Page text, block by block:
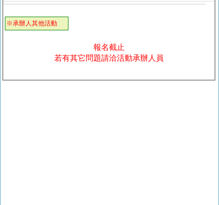
※承辦人其他活動
報名截止
若有其它問題請洽活動承辦人員